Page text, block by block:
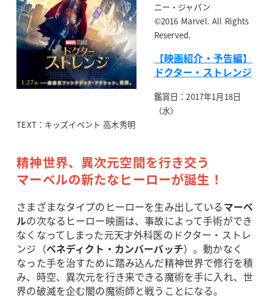
ニー・ジャパン
©2016 Marvel. All Rights
Reserved.
【映画紹介・予告編】
ドクター・ストレンジ
鑑賞日：2017年1月18日
（水）
TEXT：キッズイベント 高木秀明
精神世界、異次元空間を行き交う
マーベルの新たなヒーローが誕生！
さまざまなタイプのヒーローを生み出しているマーベ
ルの次なるヒーロー映画は、事故によって手術ができ
なくなってしまった元天才外科医のドクター・ストレ
ンジ（ベネディクト・カンバーバッチ）。動かなく
なった手を治すために踏み込んだ精神世界で修行を積
み、時空、異次元を行き来できる魔術を手に入れ、世
界の破滅を企む闇の魔術師と戦うことになる。